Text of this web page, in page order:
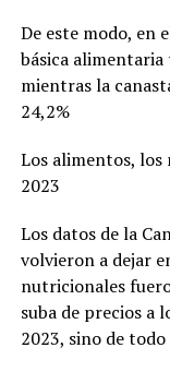
De este modo, en
básica
mientras la
24,2%
Los alimentos, los
2023
Los datos de la
volvieron a dejar
nutricionales
suba de precios a
2023, sino de